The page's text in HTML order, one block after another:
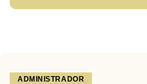
ADMINISTRADOR